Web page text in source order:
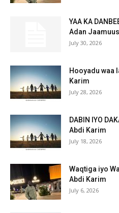
YAA KA
Adan Jaamuus
July 30, 2026
Hooyadu waa
Karim
July 28, 2026
DABIN IYO
Abdi Karim
July 18, 2026
Waqtiga iyo
Abdi Karim
July 6, 2026